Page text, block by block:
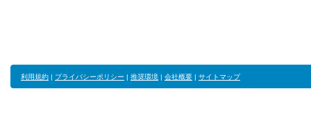
利用規約 | プライバシーポリシー | 推奨環境 | 会社概要 | サイトマップ